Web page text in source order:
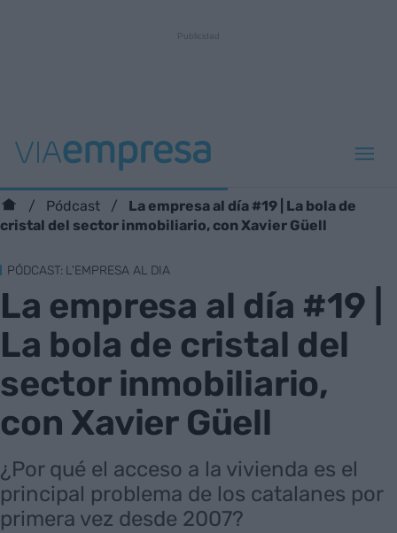
Pódcast
La empresa al día #19 | La bola de
cristal del sector inmobiliario, con Xavier Güell
PÓDCAST: L'EMPRESA AL DIA
La empresa al día #19 |
La bola de cristal del
sector inmobiliario,
con Xavier Güell
¿Por qué el acceso a la vivienda es el
principal problema de los catalanes por
primera vez desde 2007?